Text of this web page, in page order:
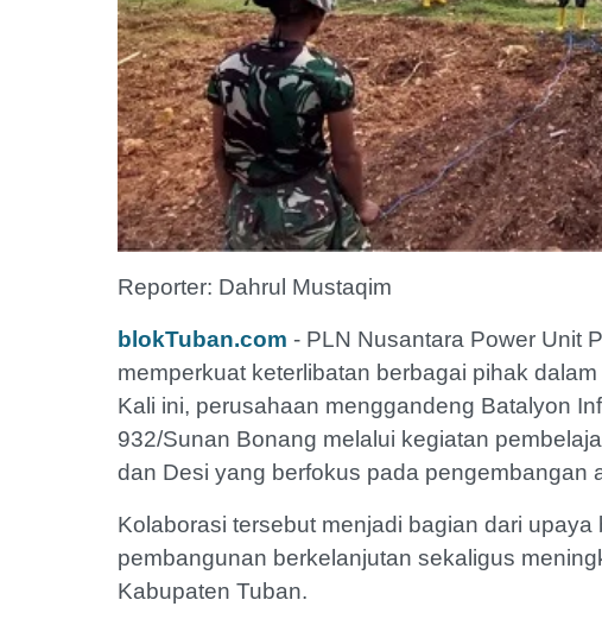
Reporter: Dahrul Mustaqim
blokTuban.com - PLN Nusantara Power Unit
memperkuat keterlibatan berbagai pihak
Kali ini, perusahaan menggandeng Batalyon
932/Sunan Bonang melalui kegiatan
dan Desi yang berfokus pada pengembangan
Kolaborasi tersebut menjadi bagian dari
pembangunan berkelanjutan sekaligus
Kabupaten Tuban.